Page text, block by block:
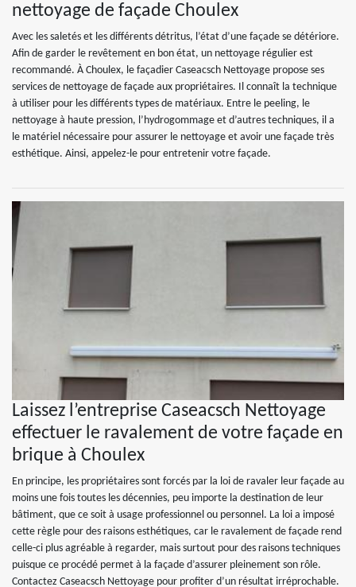
nettoyage de façade Choulex
Avec les saletés et les différents détritus, l’état d’une façade se détériore.
Afin de garder le revêtement en bon état, un nettoyage régulier est
recommandé. À Choulex, le façadier Caseacsch Nettoyage propose ses
services de nettoyage de façade aux propriétaires. Il connaît la technique
à utiliser pour les différents types de matériaux. Entre le peeling, le
nettoyage à haute pression, l’hydrogommage et d’autres techniques, il a
le matériel nécessaire pour assurer le nettoyage et avoir une façade très
esthétique. Ainsi, appelez-le pour entretenir votre façade.
Laissez l’entreprise Caseacsch Nettoyage
effectuer le ravalement de votre façade en
brique à Choulex
En principe, les propriétaires sont forcés par la loi de ravaler leur façade au
moins une fois toutes les décennies, peu importe la destination de leur
bâtiment, que ce soit à usage professionnel ou personnel. La loi a imposé
cette règle pour des raisons esthétiques, car le ravalement de façade rend
celle-ci plus agréable à regarder, mais surtout pour des raisons techniques
puisque ce procédé permet à la façade d’assurer pleinement son rôle.
Contactez Caseacsch Nettoyage pour profiter d’un résultat irréprochable.